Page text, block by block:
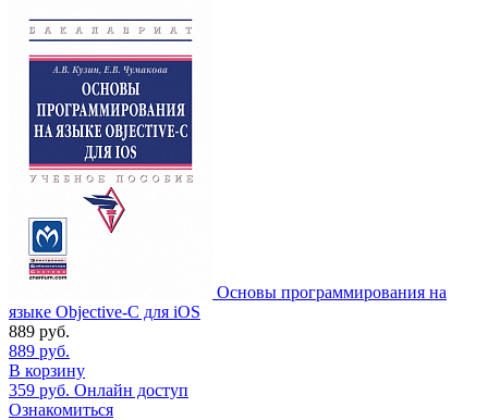
Основы программирования на
языке Objective-C для iOS
889 руб.
889 руб.
В корзину
359 руб. Онлайн доступ
Ознакомиться